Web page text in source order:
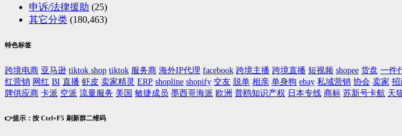
申诉/法律援助 (25)
其它分类 (180,463)
特色标签
跨境电商 亚马逊 tiktok shop tiktok 服务商 海外IP代理 facebook 跨境主播 跨境直播 短视频 shopee 货盘 一件
红营销 网红 BI 直播 虾皮 卖家精灵 ERP shopline shopify 交友 脱单 相亲 单身狗 ebay 私域营销 协会 卖家 招
牌供应商 卡派 空派 流量服务 美国 敏捷成员 墨西哥海派 欧洲 普鸥知识产权 日本专线 商标 苏新号卡航 天
👉提示：按 Ctrl+F5 刷新群二维码